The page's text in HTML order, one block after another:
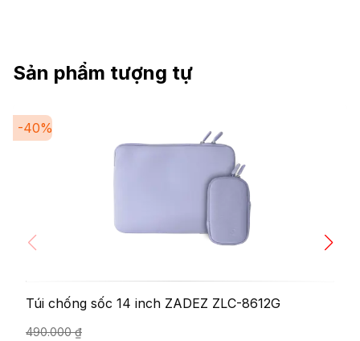
Sản phẩm tượng tự
-40%
Túi chống sốc 14 inch ZADEZ ZLC-8612G
490.000₫